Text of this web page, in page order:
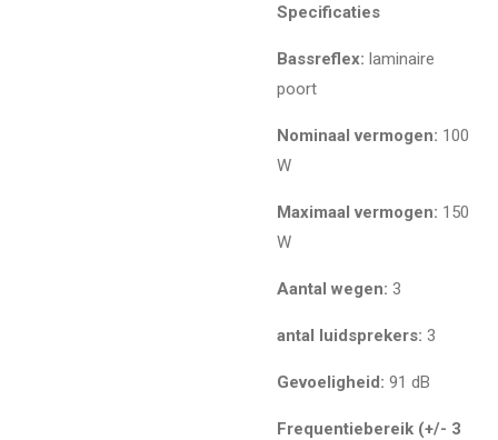
Specificaties
Bassreflex: laminaire
poort
Nominaal vermogen: 100
W
Maximaal vermogen: 150
W
Aantal wegen: 3
antal luidsprekers: 3
Gevoeligheid: 91 dB
Frequentiebereik (+/- 3